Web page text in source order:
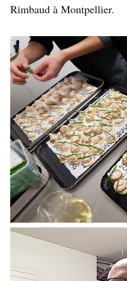
Rimbaud à Montpellier.